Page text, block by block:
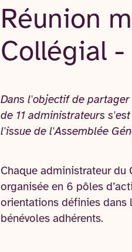
Réunion
Collégial
Dans l'objectif de
de 11 administrateurs
l'issue de l'Assemblée
Chaque administrateur
organisée en 6 pôles
orientations définies dans
bénévoles adhérents.